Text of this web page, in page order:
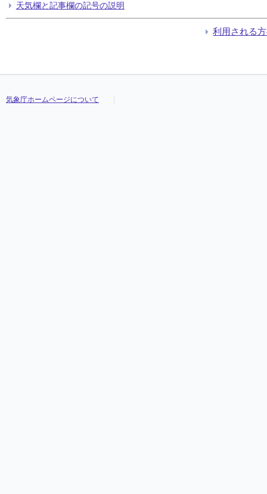
天気欄と記事欄の記号の説明
利用される
気象庁ホームページについて